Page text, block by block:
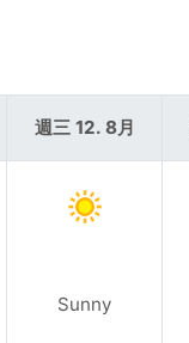
週三 12. 8月
Sunny